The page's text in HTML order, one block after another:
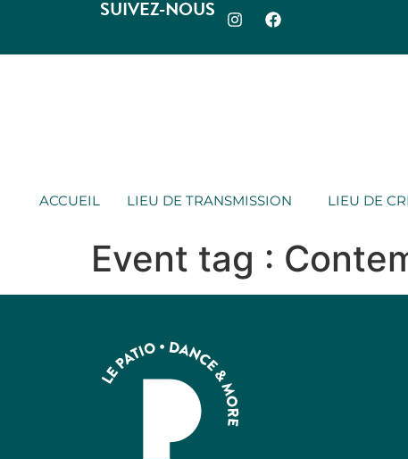
SUIVEZ-NOUS
ACCUEIL LIEU DE TRANSMISSION LIEU DE
Event tag :